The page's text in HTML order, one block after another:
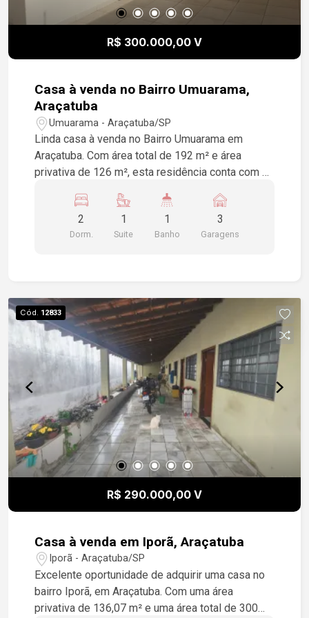
R$ 300.000,00 V
Casa à venda no Bairro Umuarama,
Araçatuba
Umuarama - Araçatuba/SP
Linda casa à venda no Bairro Umuarama em
Araçatuba. Com área total de 192 m² e área
privativa de 126 m², esta residência conta com 2
Para sua conveniência, há espaço para 3
veículos. Aproveite a chance de viver em um lar
confortável e bem localizado. Agende sua visita!
2
Dorm.
1
Suite
1
Banho
3
Garagens
Cód. 12833
R$ 290.000,00 V
Casa à venda em Iporã, Araçatuba
Iporã - Araçatuba/SP
Excelente oportunidade de adquirir uma casa no
bairro Iporã, em Araçatuba. Com uma área
privativa de 136,07 m² e uma área total de 300